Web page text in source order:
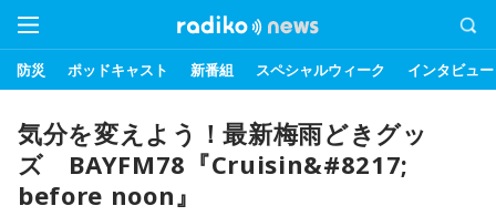
防災 ポッドキャスト 新番組 スペシャルウィーク インタビュー
気分を変えよう！最新梅雨どきグッ
ズ BAYFM78『Cruisin&#8217;
before noon』